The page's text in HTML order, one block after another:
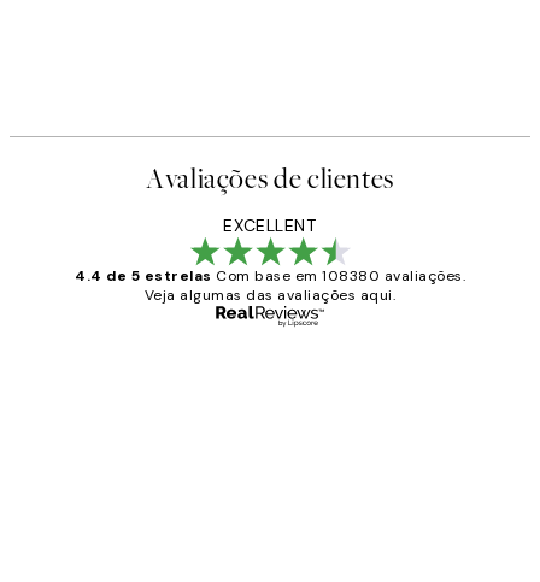
Avaliações de clientes
EXCELLENT
4.4 de 5 estrelas Com base em 108380 avaliações.
Veja algumas das avaliações aqui.